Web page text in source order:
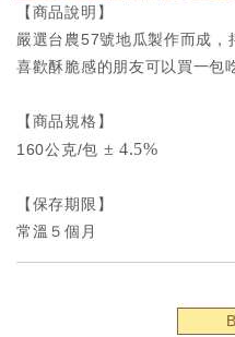
【商品說明】
嚴選台農57號地瓜製作而成，
喜歡酥脆感的朋友可以買一包
【商品規格】
160公克/包 ± 4.5%
【保存期限】
常溫５個月